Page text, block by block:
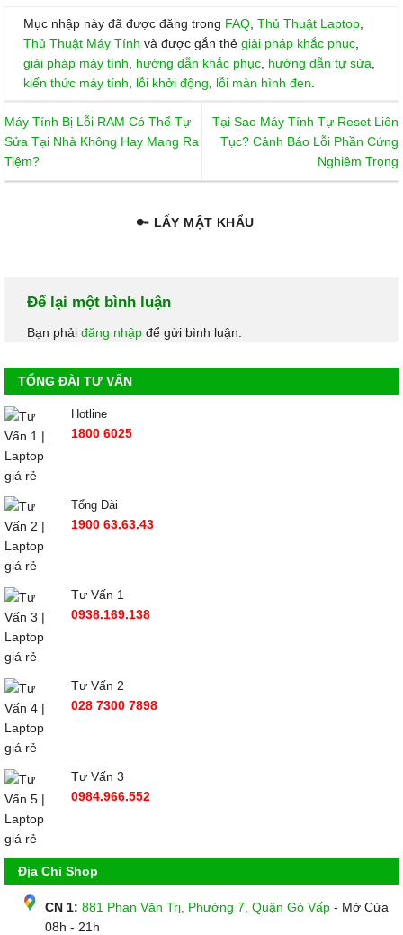
Mục nhập này đã được đăng trong FAQ Thủ Thuật Laptop
Thủ Thuật Máy Tính và được gắn thẻ giải pháp khắc phục
giải pháp máy tính
hướng dẫn khắc phục hướng dẫn tự sửa
kiến thức máy tính
lỗi khởi động lỗi màn hình đen
Máy Tính Bị Lỗi RAM Có Thể Tự
Sửa Tại Nhà Không Hay Mang Ra
Tiệm?
Tại Sao Máy Tính Tự Reset Liên
Tục? Cảnh Báo Lỗi Phần Cứng
Nghiêm Trọng
🔑 LẤY MẬT KHẨU
Để lại một bình luận
Bạn phải đăng nhập để gửi bình luận.
TỔNG ĐÀI TƯ VẤN
Hotline
1800 6025
Tổng Đài
1900 63.63.43
Tư Vấn 1
0938.169.138
Tư Vấn 2
028 7300 7898
Tư Vấn 3
0984.966.552
Địa Chỉ Shop
CN 1: 881 Phan Văn Trị, Phường 7, Quận Gò Vấp - Mở Cửa
08h - 21h